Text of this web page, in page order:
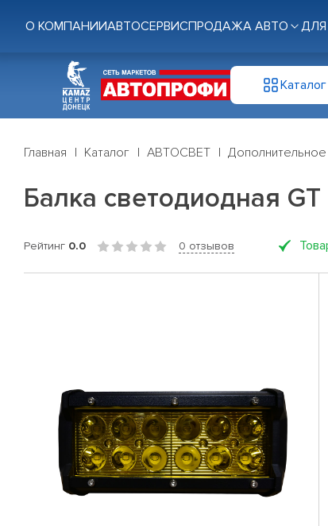
О КОМПАНИИАВТОСЕРВИСПРОДАЖА АВТО
Каталог
Главная Каталог АВТОСВЕТ
Балка светодиодная
Рейтинг 0.0 0 отзывов